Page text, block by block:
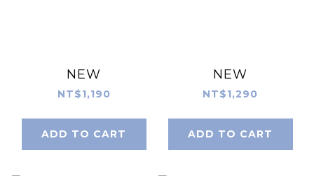
NEW
NT$1,190
ADD TO CART
NEW
NT$1,290
ADD TO CART